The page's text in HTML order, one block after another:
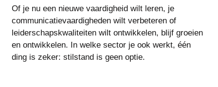
Of je nu een nieuwe vaardigheid wilt leren, je
communicatievaardigheden wilt verbeteren of
leiderschapskwaliteiten wilt ontwikkelen, blijf groeien
en ontwikkelen. In welke sector je ook werkt, één
ding is zeker: stilstand is geen optie.